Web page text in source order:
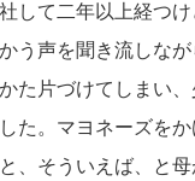
して二年以上経つ
う声を聞き流しなが
た片づけてしまい
た。マヨネーズを
、そういえば、と